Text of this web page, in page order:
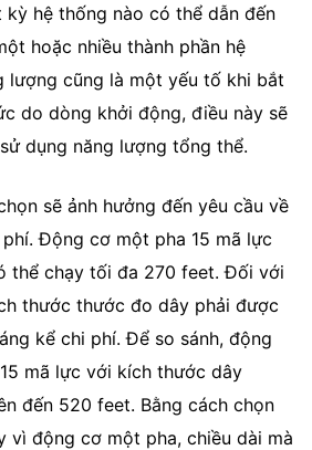
kỳ hệ thống nào có thể dẫn đến
hoặc nhiều thành phần hệ
lượng cũng là một yếu tố khi bắt
do dòng khởi động, điều này sẽ
dụng năng lượng tổng thể.
sẽ ảnh hưởng đến yêu cầu về
Động cơ một pha 15 mã lực
thể chạy tối đa 270 feet. Đối với
thước thước đo dây phải được
kể chi phí. Để so sánh, động
mã lực với kích thước dây
đến 520 feet. Bằng cách chọn
vì động cơ một pha, chiều dài mà